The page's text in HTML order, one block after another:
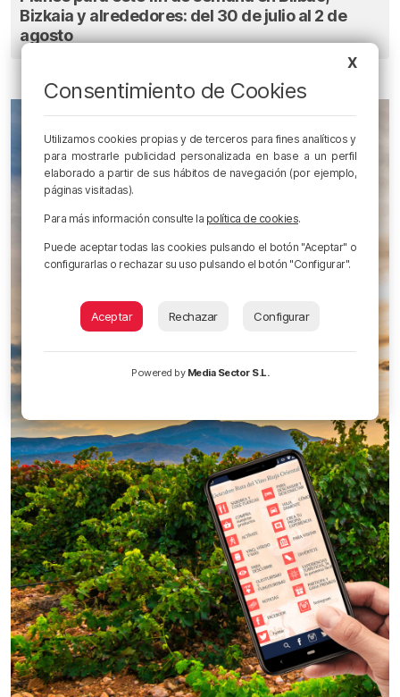
Bizkaia y alrededores: del 30 de julio al 2 de
agosto
X
Consentimiento de Cookies
Utilizamos cookies propias y de terceros para fines analíticos y
para mostrarle publicidad personalizada en base a un perfil
elaborado a partir de sus hábitos de navegación (por ejemplo,
páginas visitadas).
Para más información consulte la política de cookies.
Puede aceptar todas las cookies pulsando el botón "Aceptar" o
configurarlas o rechazar su uso pulsando el botón "Configurar".
Aceptar Rechazar Configurar
Powered by Media Sector S.L.